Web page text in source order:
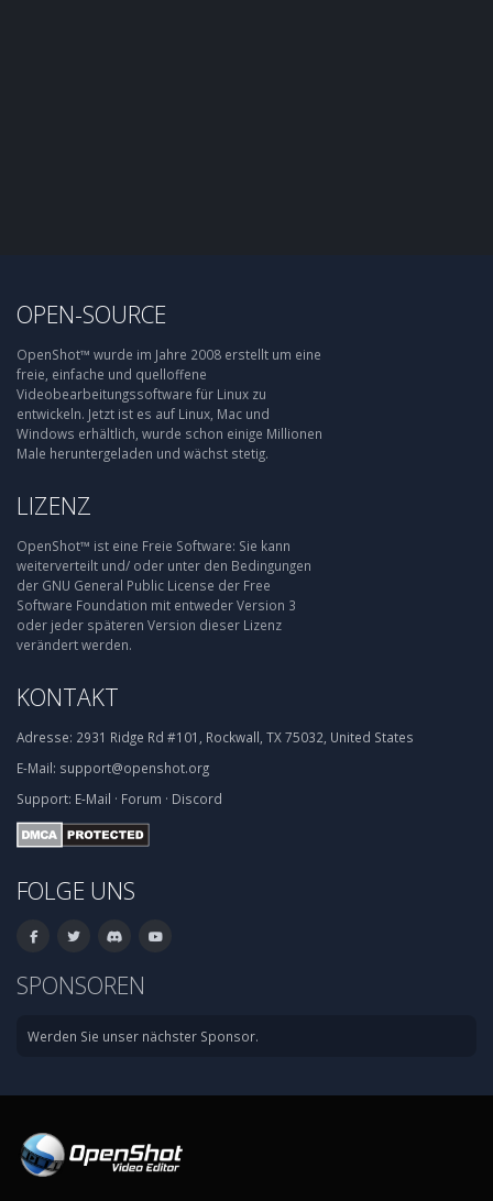
OPEN-SOURCE
OpenShot™ wurde im Jahre 2008 erstellt um eine
freie, einfache und quelloffene
Videobearbeitungssoftware für Linux zu
entwickeln. Jetzt ist es auf Linux, Mac und
Windows erhältlich, wurde schon einige Millionen
Male heruntergeladen und wächst stetig.
LIZENZ
OpenShot™ ist eine Freie Software: Sie kann
weiterverteilt und/ oder unter den Bedingungen
der GNU General Public License der Free
Software Foundation mit entweder Version 3
oder jeder späteren Version dieser Lizenz
verändert werden.
KONTAKT
Adresse: 2931 Ridge Rd #101, Rockwall, TX 75032, United States
E-Mail: support@openshot.org
Support: E-Mail · Forum · Discord
FOLGE UNS
SPONSOREN
Werden Sie unser nächster Sponsor.